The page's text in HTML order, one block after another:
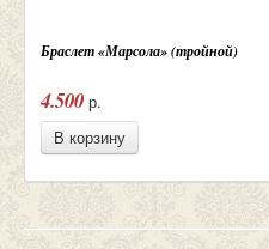
Браслет «Марсола» (тройной)
4.500 р.
В корзину